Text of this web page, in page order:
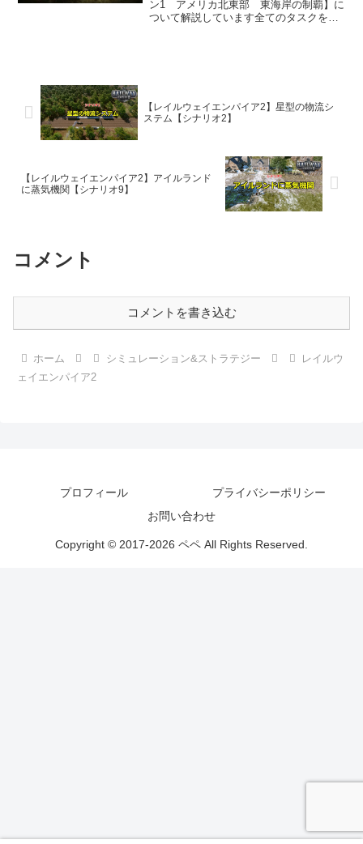
ン1 アメリカ北東部 東海岸の制覇】に
ついて解説しています全てのタスクを達
【レイルウェイエンパイア2】星型の物流シ
ステム【シナリオ2】
【レイルウェイエンパイア2】アイルランド
に蒸気機関【シナリオ9】
コメント
コメントを書き込む
ホーム シミュレーション&ストラテジー
レイルウ
ェイエンパイア2
プロフィール
プライバシーポリシー
お問い合わせ
Copyright © 2017-2026 ペペ All Rights Reserved.